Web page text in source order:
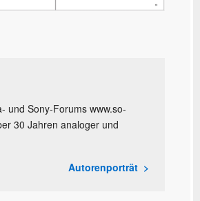
und Sony-Forums www.so-
30 Jahren analoger und
Autorenporträt